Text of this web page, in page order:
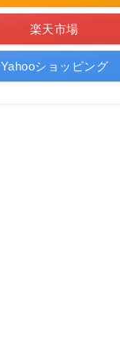
楽天市場
Yahooショッピング